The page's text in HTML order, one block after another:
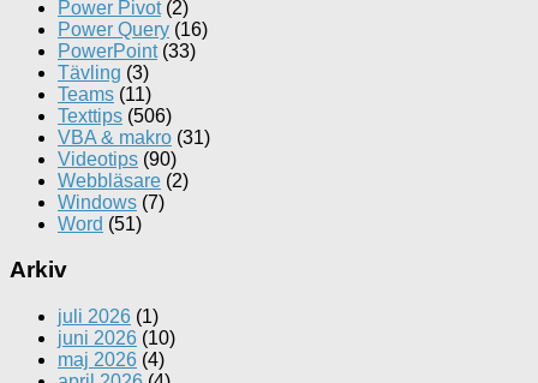
Power Pivot(2)
Power Query (16)
PowerPoint(33)
Tävling (3)
Teams (11)
Texttips (506)
VBA & makro (31)
Videotips (90)
Webbläsare (2)
Windows (7)
Word (51)
Arkiv
juli 2026 (1)
juni 2026 (10)
maj 2026 (4)